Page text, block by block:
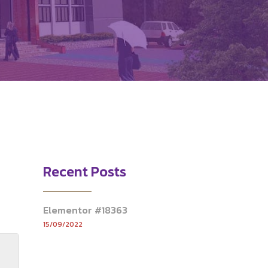
Recent Posts
Elementor #18363
15/09/2022